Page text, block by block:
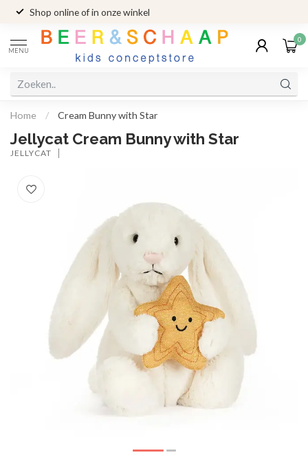
Shop online of in onze winkel
MENU
0
Home / Cream Bunny with Star
Jellycat Cream Bunny with Star
JELLYCAT